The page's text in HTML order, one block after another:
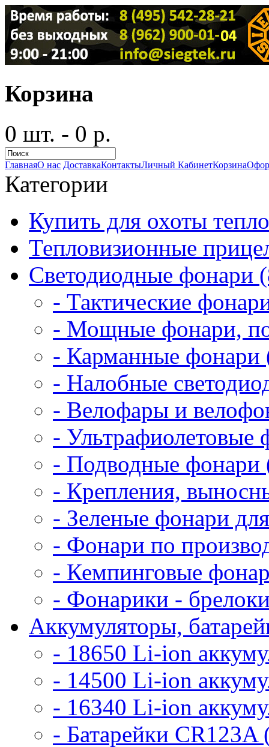
Корзина
0 шт. - 0 р.
ГлавнаяО нас ДоставкаКонтактыЛичный КабинетКорзина
Категории
Купить для охоты
Тепловизионные
Светодиодные фонари
- Тактические
- Мощные фонари,
- Карманные фонари
- Налобные
- Велофары и
- Ультрафиолетовые
- Подводные фонари
- Крепления,
- Зеленые фонари
- Фонари по
- Кемпинговые
- Фонарики -
Аккумуляторы,
- 18650 Li-ion
- 14500 Li-ion
- 16340 Li-ion
- Батарейки CR123A